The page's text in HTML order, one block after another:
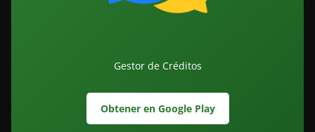
Gestor de Créditos
Obtener en Google Play